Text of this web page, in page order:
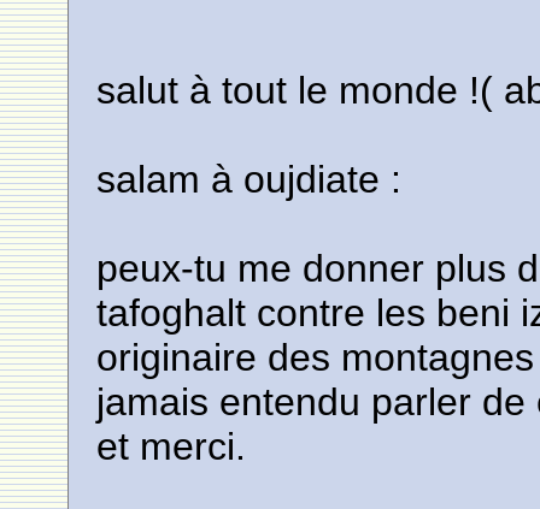
salut à tout le monde !(
salam à oujdiate :
peux-tu me donner plus
tafoghalt contre les beni
originaire des
jamais entendu parler
et merci.